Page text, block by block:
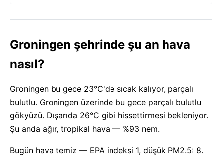
Groningen şehrinde şu an hava
nasıl?
Groningen bu gece 23°C'de sıcak kalıyor, parçalı
bulutlu. Groningen üzerinde bu gece parçalı bulutlu
gökyüzü. Dışarıda 26°C gibi hissettirmesi bekleniyor.
Şu anda ağır, tropikal hava — %93 nem.
Bugün hava temiz — EPA indeksi 1, düşük PM2.5: 8.